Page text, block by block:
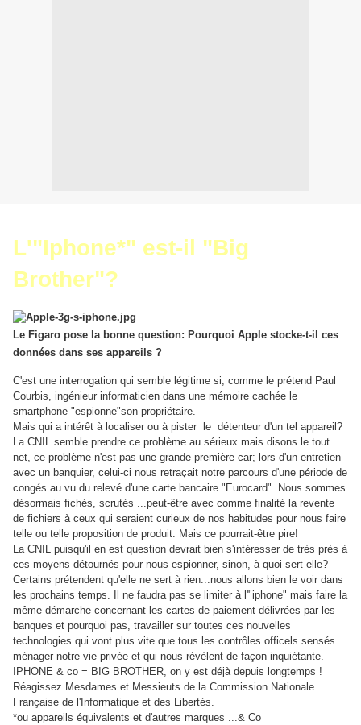
L'"Iphone*" est-il "Big
Brother"?
Le Figaro pose la bonne question: Pourquoi Apple stocke-t-il ces
données dans ses appareils ?
C'est une interrogation qui semble légitime si, comme le prétend Paul
Courbis, ingénieur informaticien dans une mémoire cachée le
smartphone "espionne"son propriétaire.
Mais qui a intérêt à localiser ou à pister le détenteur d'un tel appareil?
La CNIL semble prendre ce problème au sérieux mais disons le tout
net, ce problème n'est pas une grande première car; lors d'un entretien
avec un banquier, celui-ci nous retraçait notre parcours d'une période de
congés au vu du relevé d'une carte bancaire "Eurocard". Nous sommes
désormais fichés, scrutés ...peut-être avec comme finalité la revente
de fichiers à ceux qui seraient curieux de nos habitudes pour nous faire
telle ou telle proposition de produit. Mais ce pourrait-être pire!
La CNIL puisqu'il en est question devrait bien s'intéresser de très près à
ces moyens détournés pour nous espionner, sinon, à quoi sert elle?
Certains prétendent qu'elle ne sert à rien...nous allons bien le voir dans
les prochains temps. Il ne faudra pas se limiter à l'"iphone" mais faire la
même démarche concernant les cartes de paiement délivrées par les
banques et pourquoi pas, travailler sur toutes ces nouvelles
technologies qui vont plus vite que tous les contrôles officels sensés
ménager notre vie privée et qui nous révèlent de façon inquiétante.
IPHONE & co = BIG BROTHER, on y est déjà depuis longtemps !
Réagissez Mesdames et Messieuts de la Commission Nationale
Française de l'Informatique et des Libertés.
*ou appareils équivalents et d'autres marques ...& Co